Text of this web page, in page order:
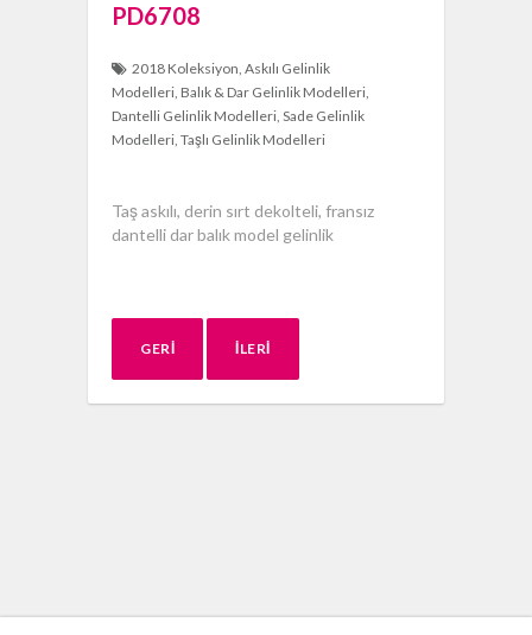
PD6708
2018 Koleksiyon Askılı Gelinlik
Modelleri Balık & Dar Gelinlik Modelleri
Dantelli Gelinlik Modelleri Sade Gelinlik
Modelleri Taşlı Gelinlik Modelleri
Taş askılı, derin sırt dekolteli, fransız
dantelli dar balık model gelinlik